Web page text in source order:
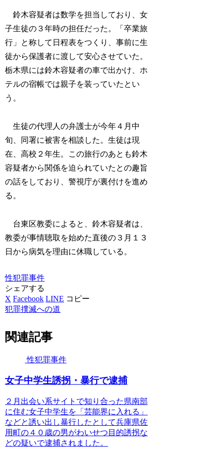
鈴木容疑者は数学を担当しており、女
子生徒の３年時の担任だった。「卒業旅
行」と称して日程表をつくり、事前に生
徒から保護者に渡して安心させていた。
栃木県には鈴木容疑者の車で出かけ、ホ
テルの宿帳では親子を装っていたとい
う。
生徒の代理人の弁護士が今年４月中
旬、同署に被害を相談した。生徒は現
在、高校２年生。この旅行のあとも鈴木
容疑者から関係を迫られていたとの趣旨
の話をしており、警視庁が裏付けを進め
る。
台東区教委によると、鈴木容疑者は、
教委が事情聴取を始めた直後の３月１３
日から病気を理由に休職している。
性犯罪事件
シェアする
X Facebook LINE コピー
犯罪撲滅への道
関連記事
性犯罪事件
女子中学生誘拐・暴行で逮捕
２月出会い系サイトで知り合った県南部
に住む女子中学生を「芸能界に入れる」
などと誘い出し暴行したとして兵庫県佐
用町の４０歳の男がわいせつ目的誘拐な
どの疑いで逮捕されました。